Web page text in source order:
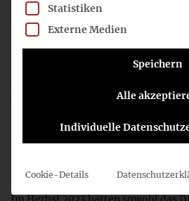
Die DRSC-AFRAC-Projektgruppe
Jahreshälfte 2026 verstärkt mit der
EFRAG-
Standard befassen. Diese sind nicht
freiwillige Berichterstattung (VS)
Kommission in die EU-
Statistiken
Externe Medien
Speichern
Alle
Individuelle
Cookie-Details